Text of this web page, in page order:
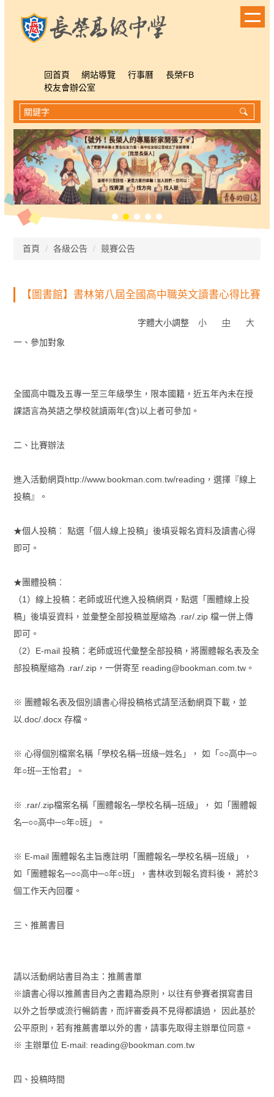
回首頁 網站導覽 行事曆
長榮FB
校友會辦公室
首頁 各級公告 競賽公告
【圖書館】書林第八屆全國高中職英文讀書心得比賽
字體大小調整 小 中
大
一、參加對象
全國高中職及五專一至三年級學生，限本國籍，近五年內未在授
課語言為英語之學校就讀兩年(含)以上者可參加。
二、比賽辦法
進入活動網頁http://www.bookman.com.tw/reading，選擇『線上
投稿』。
★個人投稿︰ 點選「個人線上投稿」後填妥報名資料及讀書心得
即可。
★團體投稿︰
（1）線上投稿：老師或班代進入投稿網頁，點選「團體線上投
稿」後填妥資料，並彙整全部投稿並壓縮為 .rar/.zip 檔一併上傳
即可。
（2）E-mail 投稿：老師或班代彙整全部投稿，將團體報名表及全
部投稿壓縮為 .rar/.zip，一併寄至 reading@bookman.com.tw。
※ 團體報名表及個別讀書心得投稿格式請至活動網頁下載，並
以.doc/.docx 存檔。
※ 心得個別檔案名稱「學校名稱─班級─姓名」， 如「○○高中─○
年○班─王怡君」。
※ .rar/.zip檔案名稱「團體報名─學校名稱─班級」， 如「團體報
名─○○高中─○年○班」。
※ E-mail 團體報名主旨應註明「團體報名─學校名稱─班級」，
如「團體報名─○○高中─○年○班」，書林收到報名資料後， 將於3
個工作天內回覆。
三、推薦書目
請以活動網站書目為主：推薦書單
※讀書心得以推薦書目內之書籍為原則，以往有參賽者撰寫書目
以外之哲學或流行暢銷書，而評審委員不見得都讀過， 因此基於
公平原則，若有推薦書單以外的書，請事先取得主辦單位同意。
※ 主辦單位 E-mail: reading@bookman.com.tw
四、投稿時間